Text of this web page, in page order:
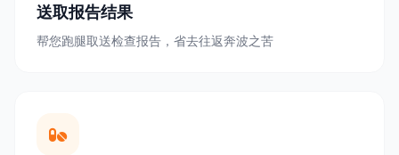
送取报告结果
帮您跑腿取送检查报告，省去往返奔波之苦